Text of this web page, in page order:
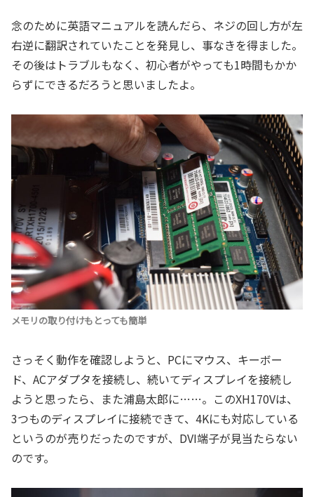
念のために英語マニュアルを読んだら、ネジの回し方が左
右逆に翻訳されていたことを発見し、事なきを得ました。
その後はトラブルもなく、初心者がやっても1時間もかか
らずにできるだろうと思いましたよ。
メモリの取り付けもとっても簡単
さっそく動作を確認しようと、PCにマウス、キーボー
ド、ACアダプタを接続し、続いてディスプレイを接続し
ようと思ったら、また浦島太郎に……。このXH170Vは、
3つものディスプレイに接続できて、4Kにも対応している
というのが売りだったのですが、DVI端子が見当たらない
のです。